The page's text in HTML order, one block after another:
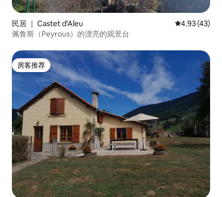
民居 ｜ Castet d'Aleu 平均评分
4.93 (43)
佩鲁斯（Peyrous）的漂亮的观景台
房客推荐
房客推荐